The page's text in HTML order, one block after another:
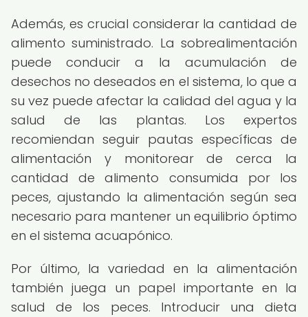
Además, es crucial considerar la cantidad de
alimento suministrado. La sobrealimentación
puede conducir a la acumulación de
desechos no deseados en el sistema, lo que a
su vez puede afectar la calidad del agua y la
salud de las plantas. Los expertos
recomiendan seguir pautas específicas de
alimentación y monitorear de cerca la
cantidad de alimento consumida por los
peces, ajustando la alimentación según sea
necesario para mantener un equilibrio óptimo
en el sistema acuapónico.
Por último, la variedad en la alimentación
también juega un papel importante en la
salud de los peces. Introducir una dieta